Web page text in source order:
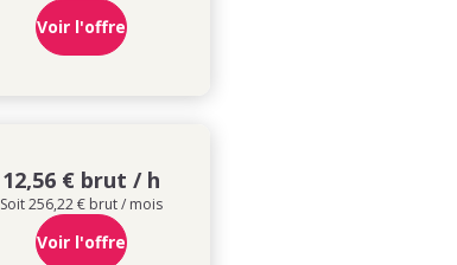
Voir l'offre
12,56 € brut / h
Soit 256,22 € brut / mois
Voir l'offre